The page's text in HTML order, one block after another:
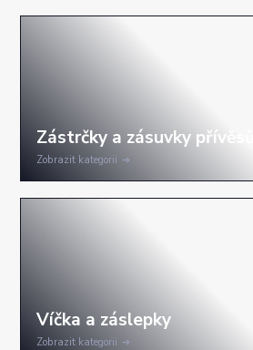
Zobrazit kategorii
Zobrazit kategorii